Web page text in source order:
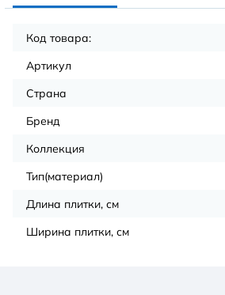
Код товара:
Артикул
Страна
Бренд
Коллекция
Тип(материал)
Длина плитки, см
Ширина плитки, см